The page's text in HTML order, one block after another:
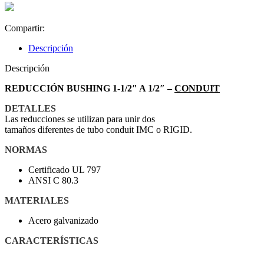
Compartir:
Descripción
Descripción
REDUCCIÓN BUSHING 1-1/2″ A 1/2″ –CONDUIT
DETALLES
Las reducciones se utilizan para unir dos
tamaños diferentes de tubo conduit IMC o RIGID.
NORMAS
Certificado UL 797
ANSI C 80.3
MATERIALES
Acero galvanizado
CARACTERÍSTICAS